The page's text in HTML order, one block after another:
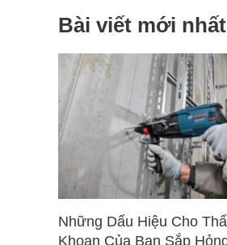
Bài viết mới nhất
Những Dấu Hiệu Cho
Khoan Của Bạn Sắp